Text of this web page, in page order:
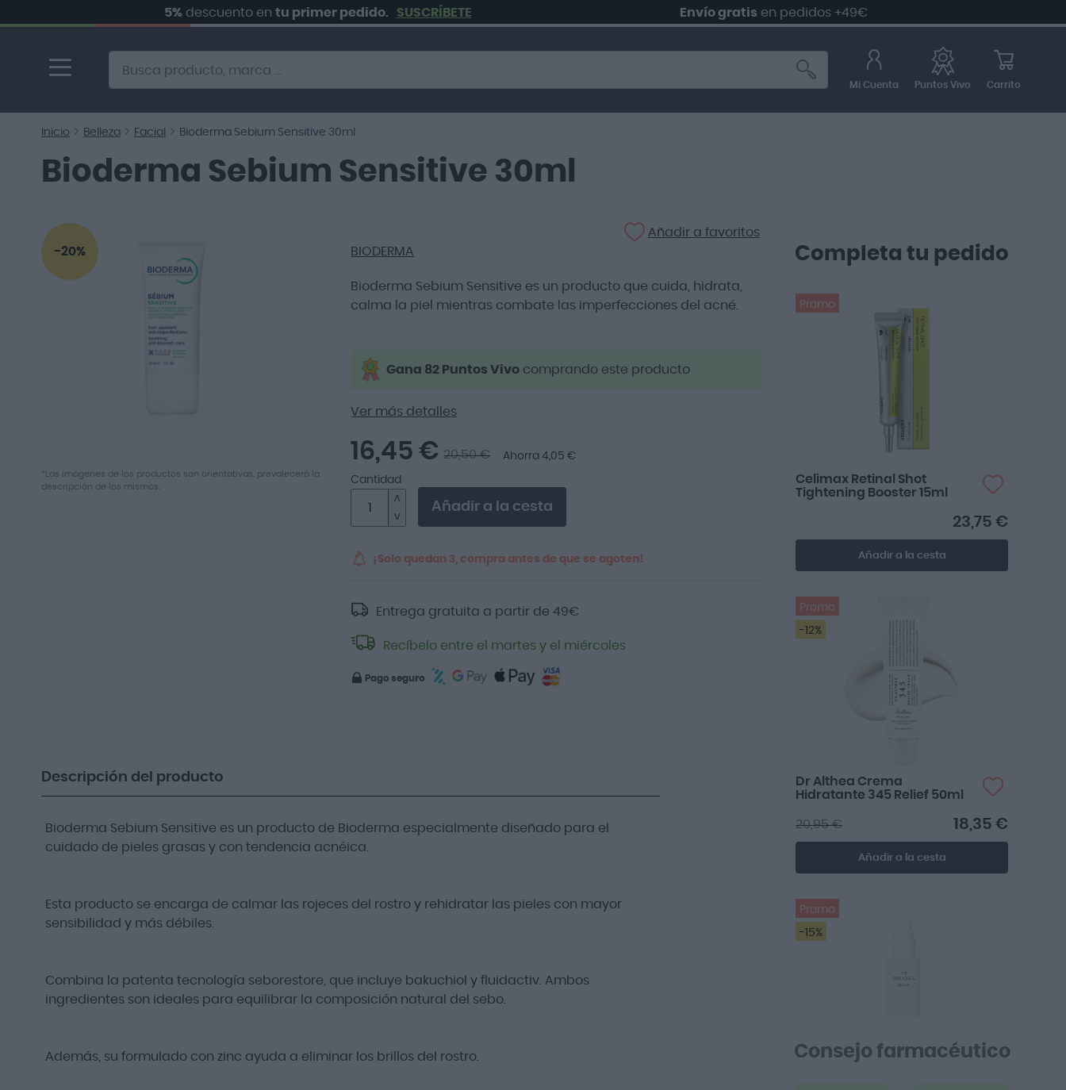
descuento entu primer pedido. SUSCRÍBETE Envío gratisen pedidos +49€
contenido
Alternative to Doofinder Ecommerce Search
Mi Cuenta Puntos Vivo Carrito
Inicio Belleza Facial Bioderma Sebium Sensitive 30ml
Bioderma Sebium Sensitive 30ml
-20%
Saltar
al
final
de
*Las imágenes de los productos son orientativas, prevalecerá la
descripción de los mismos.
Añadir a favoritos
BIODERMA
Bioderma Sebium Sensitive es un producto que cuida, hidrata,
calma la piel mientras combate las imperfecciones del acné.
Gana 82 Puntos Vivo comprando este producto
Ver más detalles
16,45 € 20,50 € Ahorra 4,05 €
Cantidad
Añadir a la cesta
¡Solo quedan 3, compra antes de que se agoten!
Entrega gratuita a partir de49€
Recíbelo entre el martes y el miércoles
Pago seguro
Completa tu pedido
Promo
Celimax Retinal Shot
Tightening Booster 15ml
23,75 €
Añadir a la cesta
Promo
-12%
Dr Althea Crema
Hidratante 345 Relief 50ml
18,35 €
20,95 €
Añadir a la cesta
Promo
-15%
Descripción del producto
Bioderma Sebium Sensitive es un producto de Bioderma especialmente diseñado para el
cuidado de pieles grasas y con tendencia acnéica.
Esta producto se encarga de calmar las rojeces del rostro y rehidratar las pieles con mayor
sensibilidad y más débiles.
Combina la patenta tecnología seborestore, que incluye bakuchiol y fluidactiv. Ambos
ingredientes son ideales para equilibrar la composición natural del sebo.
Además, su formulado con zinc ayuda a eliminar los brillos del rostro. Consejo farmacéutico